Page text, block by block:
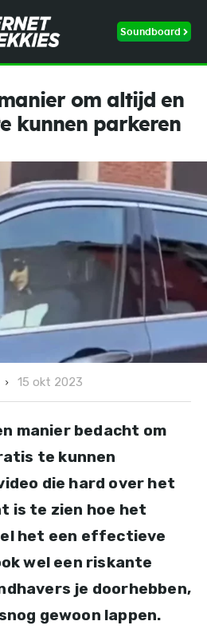
Soundboard
om altijd en
kunnen parkeren
15 okt 2023
manier bedacht om
te kunnen
die hard over het
is te zien hoe het
het een effectieve
wel een riskante
je doorhebben,
gewoon lappen.